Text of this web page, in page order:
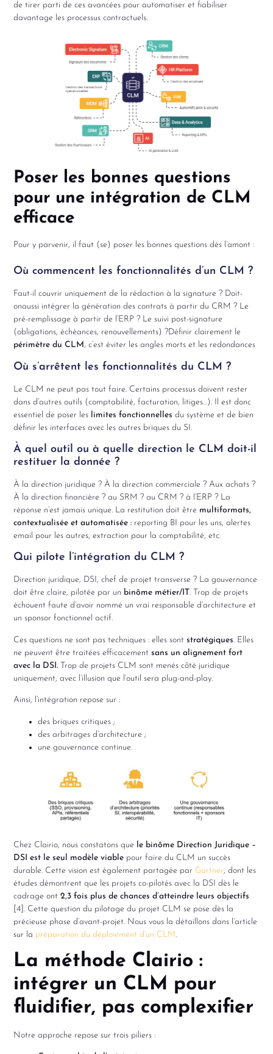
de tirer parti de ces avancées pour automatiser et fiabiliser
davantage les processus contractuels.
Poser les bonnes questions
pour une intégration de CLM
efficace
Pour y parvenir, il faut (se) poser les bonnes questions dès l’amont :
Où commencent les fonctionnalités d’un CLM ?
Faut-il couvrir uniquement de la rédaction à la signature ? Doit-
onaussi intégrer la génération des contrats à partir du CRM ? Le
pré-remplissage à partir de l’ERP ? Le suivi post-signature
(obligations, échéances, renouvellements) ?Définir clairement le
périmètre du CLM, c’est éviter les angles morts et les redondances
Où s’arrêtent les fonctionnalités du CLM ?
Le CLM ne peut pas tout faire. Certains processus doivent rester
dans d’autres outils (comptabilité, facturation, litiges…). Il est donc
essentiel de poser les limites fonctionnelles du système et de bien
définir les interfaces avec les autres briques du SI.
À quel outil ou à quelle direction le CLM doit-il
restituer la donnée ?
À la direction juridique ? À la direction commerciale ? Aux achats ?
À la direction financière ? au SRM ? au CRM ? à l’ERP ? La
réponse n’est jamais unique. La restitution doit être multiformats,
contextualisée et automatisée : reporting BI pour les uns, alertes
email pour les autres, extraction pour la comptabilité, etc.
Qui pilote l’intégration du CLM ?
Direction juridique, DSI, chef de projet transverse ? La gouvernance
doit être claire, pilotée par un binôme métier/IT. Trop de projets
échouent faute d’avoir nommé un vrai responsable d’architecture et
un sponsor fonctionnel actif.
Ces questions ne sont pas techniques : elles sontstratégiques. Elles
ne peuvent être traitées efficacementsans un alignement fort
avec la DSI.Trop de projets CLM sont menés côté juridique
uniquement, avec l’illusion que l’outil sera plug-and-play.
Ainsi, l’intégration repose sur :
des briques critiques ;
des arbitrages d’architecture ;
une gouvernance continue.
Chez Clairio, nous constatons que le binôme Direction Juridique –
DSI est le seul modèle viable pour faire du CLM un succès
durable. Cette vision est également partagée par Gartner, dont les
études démontrent que les projets co-pilotés avec la DSI dès le
cadrage ont2,3 fois plus de chances d’atteindre leurs objectifs
[4]. Cette question du pilotage du projet CLM se pose dès la
précieuse phase d’avant-projet. Nous vous la détaillons dans l’article
sur la préparation du déploiement d’un CLM.
La méthode Clairio :
intégrer un CLM pour
fluidifier, pas complexifier
Notre approche repose sur trois piliers :